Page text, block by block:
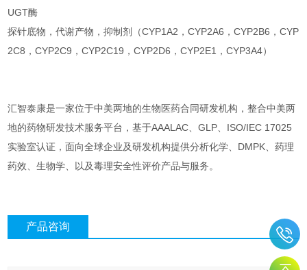
UGT酶
探针底物，代谢产物，抑制剂（CYP1A2，CYP2A6，CYP2B6，CYP
2C8，CYP2C9，CYP2C19，CYP2D6，CYP2E1，CYP3A4）
汇智泰康是一家位于中美两地的生物医药合同研发机构，整合中美两
地的药物研发技术服务平台，基于AAALAC、GLP、ISO/IEC 17025
实验室认证，面向全球企业及研发机构提供分析化学、DMPK、药理
药效、生物学、以及毒理安全性评价产品与服务。
产品咨询